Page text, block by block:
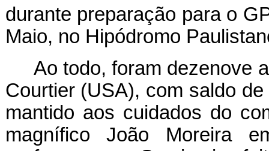
durante preparação para o
Maio, no Hipódromo
Ao todo, foram dezenove
Courtier (USA), com saldo
mantido aos cuidados do
magnífico João Moreira